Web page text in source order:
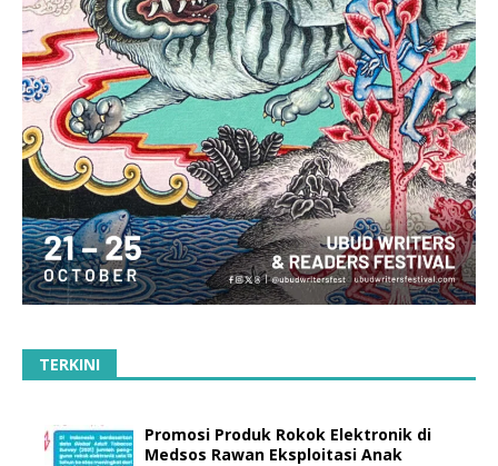
TERKINI
Promosi Produk Rokok Elektronik di
Medsos Rawan Eksploitasi Anak